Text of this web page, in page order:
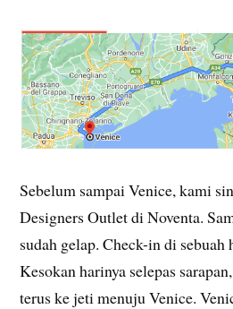
Sebelum sampai Venice, kami
Designers Outlet di Noventa.
sudah gelap. Check-in di sebuah
Kesokan harinya selepas
terus ke jeti menuju Venice.